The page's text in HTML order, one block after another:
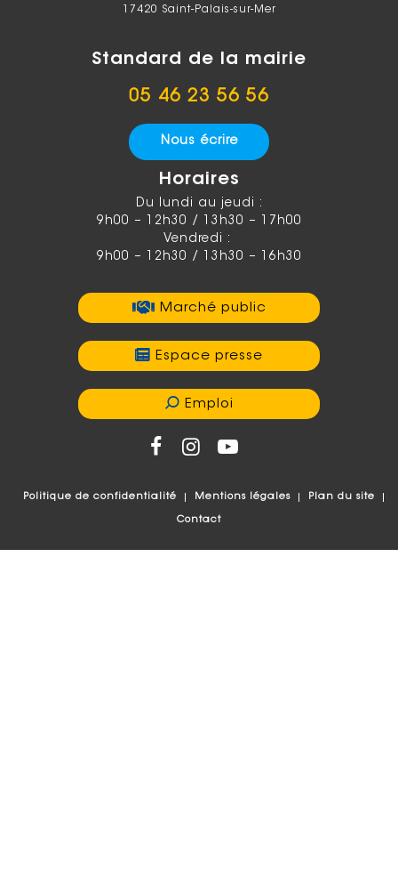
17420 Saint-Palais-sur-Mer
Standard de la mairie
05 46 23 56 56
Nous écrire
Horaires
Du lundi au jeudi :
9h00 – 12h30 / 13h30 – 17h00
Vendredi :
9h00 – 12h30 / 13h30 – 16h30
Marché public
Espace presse
Emploi
Politique de confidentialité Mentions légales Plan du site
Contact